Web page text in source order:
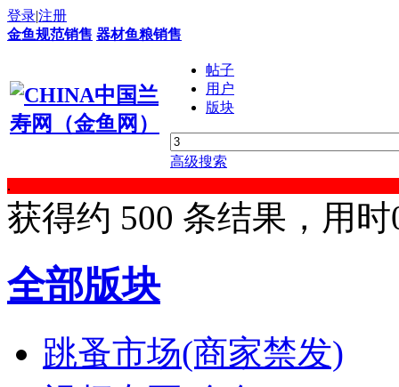
登录|注册
金鱼规范销售 器材鱼粮销售
帖子
用户
版块
高级搜索
.
获得约 500 条结果，用时
全部版块
跳蚤市场(商家禁发)